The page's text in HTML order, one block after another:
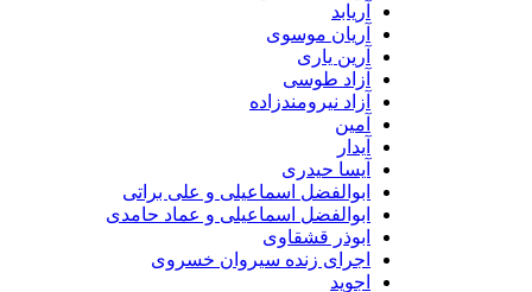
آریان موسوی
آرین یاری
آزاد طوسی
آزاد نیرومندزاده
آیسا حیدری
ابوالفضل اسماعیلی و علی براتی
ابوالفضل اسماعیلی و عماد حامدی
ابوذر قشقاوی
اجرای زنده سیروان خسروی